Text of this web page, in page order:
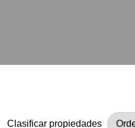
Clasificar propiedades